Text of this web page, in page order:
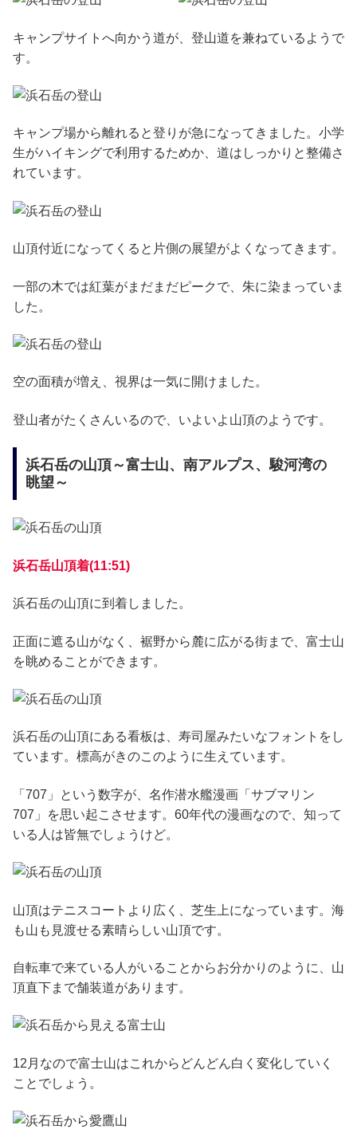
キャンプサイトへ向かう道が、登山道を兼ねているようで
す。
キャンプ場から離れると登りが急になってきました。小学
生がハイキングで利用するためか、道はしっかりと整備さ
れています。
山頂付近になってくると片側の展望がよくなってきます。
一部の木では紅葉がまだまだピークで、朱に染まっていま
した。
空の面積が増え、視界は一気に開けました。
登山者がたくさんいるので、いよいよ山頂のようです。
浜石岳の山頂～富士山、南アルプス、駿河湾の
眺望～
浜石岳山頂着(11:51)
浜石岳の山頂に到着しました。
正面に遮る山がなく、裾野から麓に広がる街まで、富士山
を眺めることができます。
浜石岳の山頂にある看板は、寿司屋みたいなフォントをし
ています。標高がきのこのように生えています。
「707」という数字が、名作潜水艦漫画「サブマリン
707」を思い起こさせます。60年代の漫画なので、知って
いる人は皆無でしょうけど。
山頂はテニスコートより広く、芝生上になっています。海
も山も見渡せる素晴らしい山頂です。
自転車で来ている人がいることからお分かりのように、山
頂直下まで舗装道があります。
12月なので富士山はこれからどんどん白く変化していく
ことでしょう。